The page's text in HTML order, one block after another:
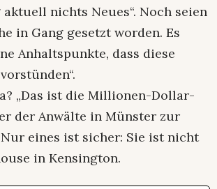
nichts Neues“. Noch seien
in Gang gesetzt worden. Es
Anhaltspunkte, dass diese
„Das ist die Millionen-Dollar-
der Anwälte in Münster zur
Nur eines ist sicher: Sie ist nicht
in Kensington.